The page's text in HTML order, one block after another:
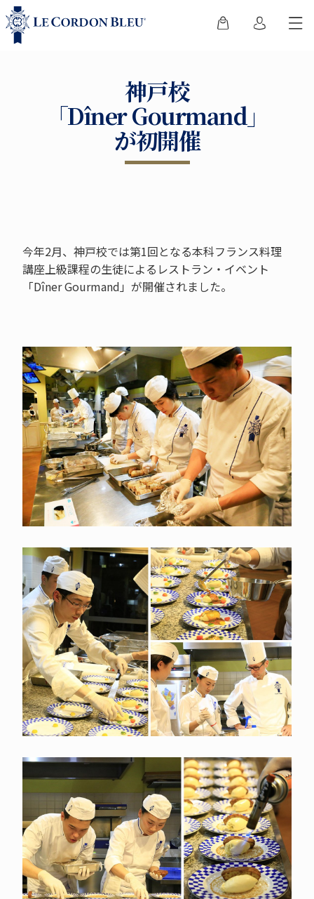
神戸校
「Dîner Gourmand」
が初開催
今年2月、神戸校では第1回となる本科フランス料理
講座上級課程の生徒によるレストラン・イベント
「Dîner Gourmand」が開催されました。